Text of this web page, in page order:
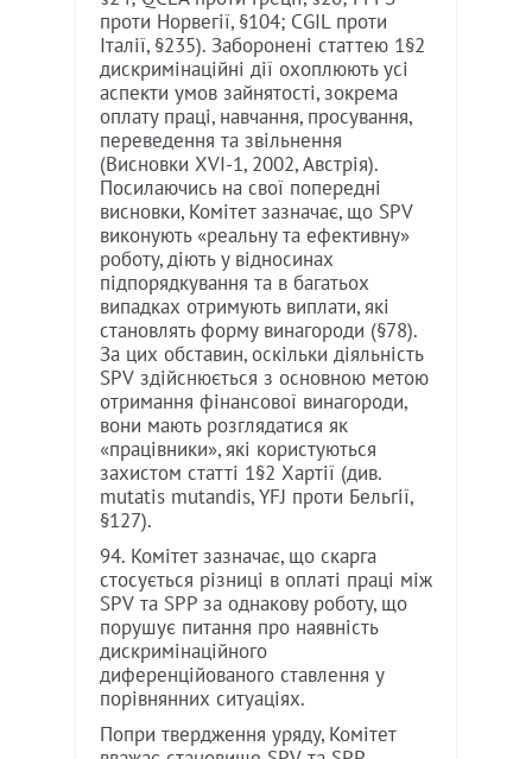
проти Норвегії, §104; CGIL проти
Італії, §235). Заборонені статтею 1§2
дискримінаційні дії охоплюють усі
аспекти умов зайнятості, зокрема
оплату праці, навчання, просування,
переведення та звільнення
(Висновки XVI-1, 2002, Австрія).
Посилаючись на свої попередні
висновки, Комітет зазначає, що SPV
виконують «реальну та ефективну»
роботу, діють у відносинах
підпорядкування та в багатьох
випадках отримують виплати, які
становлять форму винагороди (§78).
За цих обставин, оскільки діяльність
SPV здійснюється з основною метою
отримання фінансової винагороди,
вони мають розглядатися як
«працівники», які користуються
захистом статті 1§2 Хартії (див.
mutatis mutandis, YFJ проти Бельгії,
§127).
94. Комітет зазначає, що скарга
стосується різниці в оплаті праці між
SPV та SPP за однакову роботу, що
порушує питання про наявність
дискримінаційного
диференційованого ставлення у
порівнянних ситуаціях.
Попри твердження уряду, Комітет